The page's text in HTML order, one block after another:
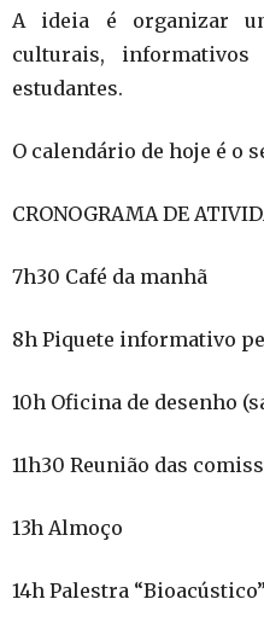
A ideia é organizar
culturais,
estudantes.
O calendário de hoje é o
CRONOGRAMA DE
7h30 Café da manhã
8h Piquete informativo
10h Oficina de desenho
11h30 Reunião das
13h Almoço
14h Palestra